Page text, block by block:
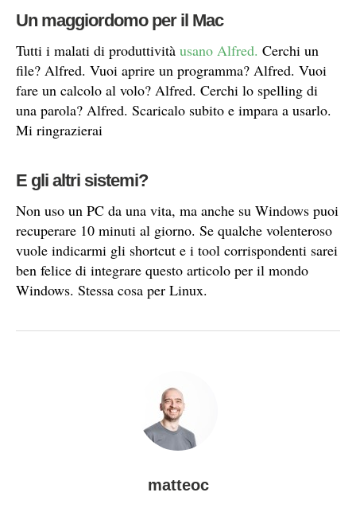
Un maggiordomo per il Mac
Tutti i malati di produttività usano Alfred. Cerchi un
file? Alfred. Vuoi aprire un programma? Alfred. Vuoi
fare un calcolo al volo? Alfred. Cerchi lo spelling di
una parola? Alfred. Scaricalo subito e impara a usarlo.
Mi ringrazierai
E gli altri sistemi?
Non uso un PC da una vita, ma anche su Windows puoi
recuperare 10 minuti al giorno. Se qualche volenteroso
vuole indicarmi gli shortcut e i tool corrispondenti sarei
ben felice di integrare questo articolo per il mondo
Windows. Stessa cosa per Linux.
matteoc